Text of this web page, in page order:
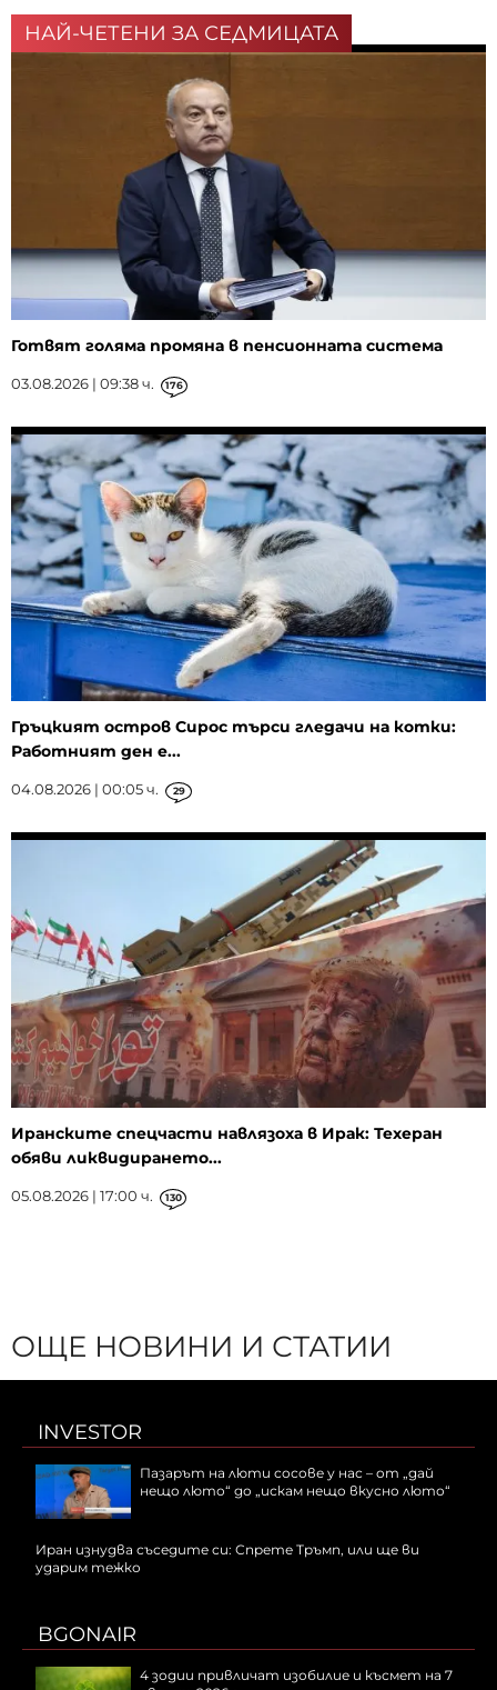
НАЙ-ЧЕТЕНИ ЗА СЕДМИЦАТА
Готвят голяма промяна в пенсионната система
03.08.2026 | 09:38 ч. 176
Гръцкият остров Сирос търси гледачи на котки:
Работният ден е...
04.08.2026 | 00:05 ч. 29
Иранските спецчасти навлязоха в Ирак: Техеран
обяви ликвидирането...
05.08.2026 | 17:00 ч. 130
ОЩЕ НОВИНИ И СТАТИИ
INVESTOR
Пазарът на люти сосове у нас – от „дай
нещо люто“ до „искам нещо вкусно люто“
Иран изнудва съседите си: Спрете Тръмп, или ще ви
ударим тежко
BGONAIR
4 зодии привличат изобилие и късмет на 7